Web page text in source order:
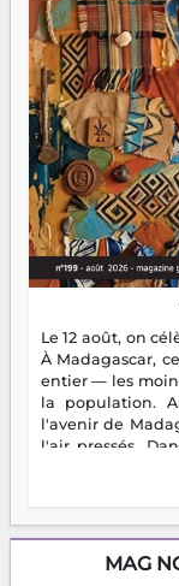
Le 12 août, on
À Madagascar,
entier — les
la population.
l'avenir de
l'air pressés.
plus nombreux
sans filet,
encore
Prix RFIMAG